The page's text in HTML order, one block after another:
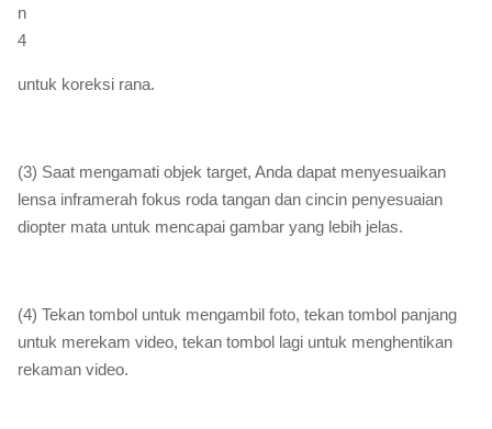
untuk koreksi rana.
(3) Saat mengamati objek target, Anda dapat menyesuaikan
lensa inframerah fokus roda tangan dan cincin penyesuaian
diopter mata untuk mencapai gambar yang lebih jelas.
(4) Tekan tombol untuk mengambil foto, tekan tombol panjang
untuk merekam video, tekan tombol lagi untuk menghentikan
rekaman video.